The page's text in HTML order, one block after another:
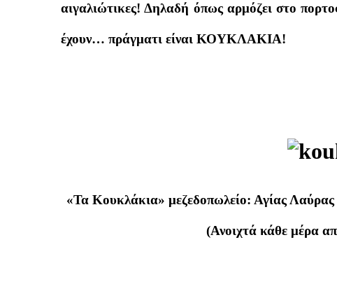
αιγαλιώτικες! Δηλαδή όπως αρμόζει στο
έχουν… πράγματι είναι ΚΟΥΚΛΑΚΙΑ!
«Τα Κουκλάκια» μεζεδοπωλείο: Αγίας
(Ανοιχτά κάθε μέρα